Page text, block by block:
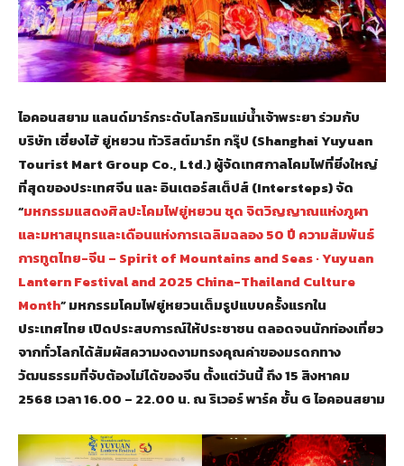
ไอคอนสยาม แลนด์มาร์กระดับโลกริมแม่น้ำเจ้าพระยา ร่วมกับ
บริษัท เซี่ยงไฮ้ ยู่หยวน ทัวริสต์มาร์ท กรุ๊ป (Shanghai Yuyuan
Tourist Mart Group Co., Ltd.) ผู้จัดเทศกาลโคมไฟที่ยิ่งใหญ่
ที่สุดของประเทศจีน และ อินเตอร์สเต็ปส์ (Intersteps) จัด
“มหกรรมแสดงศิลปะโคมไฟยู่หยวน ชุด จิตวิญญาณแห่งภูผา
และมหาสมุทรและเดือนแห่งการเฉลิมฉลอง 50 ปี ความสัมพันธ์
การทูตไทย-จีน – Spirit of Mountains and Seas · Yuyuan
Lantern Festival and 2025 China-Thailand Culture
Month”มหกรรมโคมไฟยู่หยวนเต็มรูปแบบครั้งแรกใน
ประเทศไทย เปิดประสบการณ์ให้ประชาชน ตลอดจนนักท่องเที่ยว
จากทั่วโลกได้สัมผัสความงดงามทรงคุณค่าของมรดกทาง
วัฒนธรรมที่จับต้องไม่ได้ของจีน ตั้งแต่วันนี้ ถึง15 สิงหาคม
2568 เวลา 16.00 – 22.00 น. ณ ริเวอร์ พาร์ค ชั้น G ไอคอนสยาม